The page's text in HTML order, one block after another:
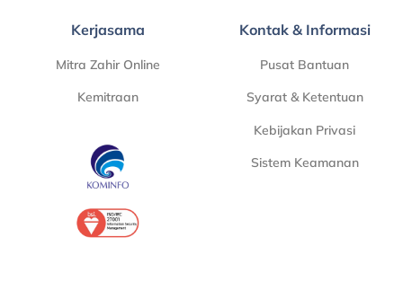
Kerjasama
Mitra Zahir Online
Kemitraan
Kontak & Informasi
Pusat Bantuan
Syarat & Ketentuan
Kebijakan Privasi
Sistem Keamanan